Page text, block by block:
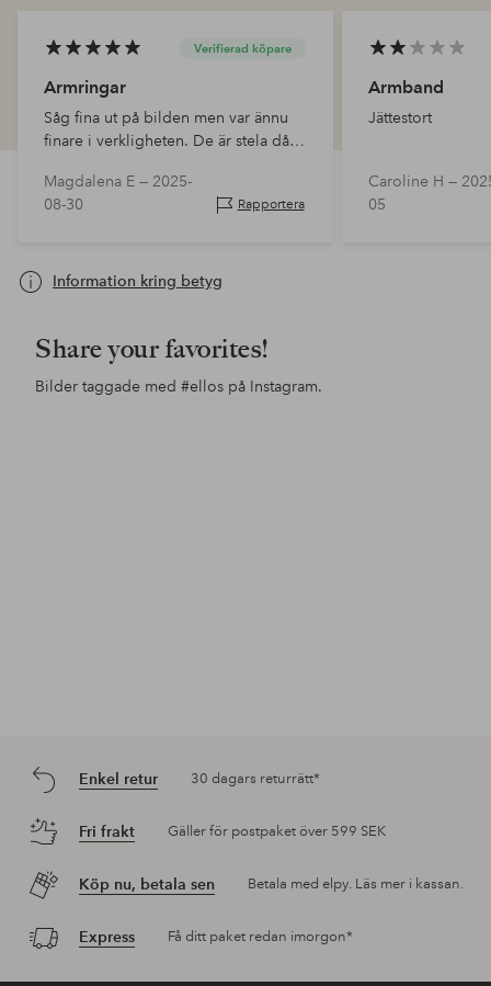
Verifierad köpare
Armringar
Såg fina ut på bilden men var ännu
finare i verkligheten. De är stela då
kan få på sig dessa.
Magdalena E — 2025-
08-30
Rapportera
Armband
Jättestort
Caroline H —
05
Information kring betyg
Share your favorites!
Bilder taggade med #ellos på Instagram.
Enkel retur 30 dagars returrätt*
Fri frakt Gäller för postpaket över 599 SEK
Köp nu, betala sen Betala med elpy. Läs mer i kassan.
Express Få ditt paket redan imorgon*